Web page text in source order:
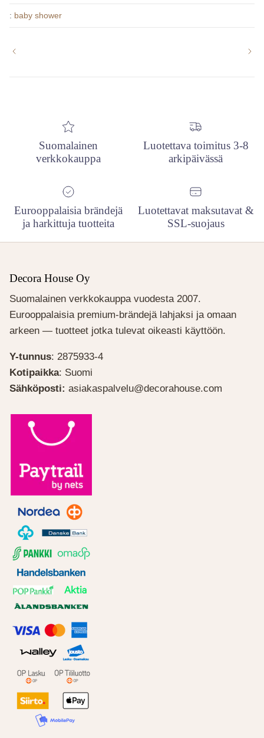
: baby shower
Suomalainen
verkkokauppa
Luotettava toimitus 3-8
arkipäivässä
Eurooppalaisia brändejä
ja harkittuja tuotteita
Luotettavat maksutavat &
SSL-suojaus
Decora House Oy
Suomalainen verkkokauppa vuodesta 2007.
Eurooppalaisia premium-brändejä lahjaksi ja omaan
arkeen — tuotteet jotka tulevat oikeasti käyttöön.
Y-tunnus: 2875933-4
Kotipaikka: Suomi
Sähköposti: asiakaspalvelu@decorahouse.com